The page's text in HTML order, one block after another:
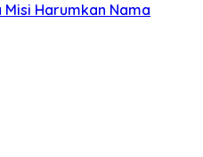
Misi Harumkan Nama